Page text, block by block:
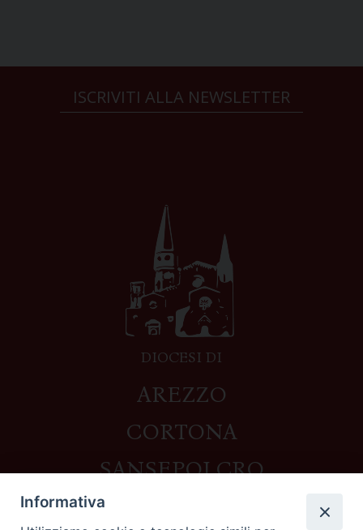
ISCRIVITI ALLA NEWSLETTER
DIOCESI DI
AREZZO
CORTONA
SANSEPOLCRO
Informativa